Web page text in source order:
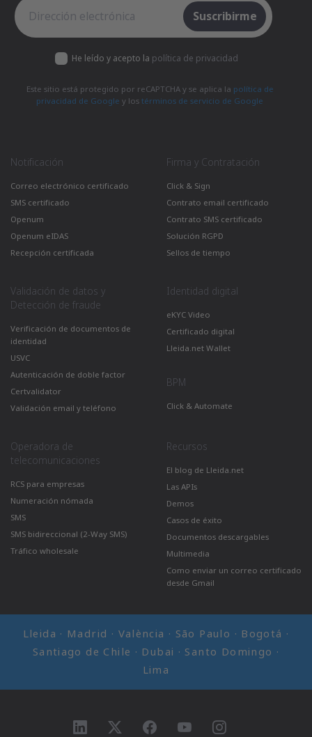
Suscribirme
He leído y acepto la política de privacidad
Este sitio está protegido por reCAPTCHA y se aplica la política de
privacidad de Google y lostérminos de servicio de Google
Notificación
Correo electrónico certificado
SMS certificado
Openum
Openum eIDAS
Recepción certificada
Firma y Contratación
Click & Sign
Contrato email certificado
Contrato SMS certificado
Solución RGPD
Sellos de tiempo
Validación de datos y
Detección de fraude
Verificación de documentos de
identidad
USVC
Autenticación de doble factor
Certvalidator
Validación email y teléfono
Identidad digital
eKYC Video
Certificado digital
Lleida.net Wallet
BPM
Click & Automate
Operadora de
telecomunicaciones
RCS para empresas
Numeración nómada
SMS
SMS bidireccional (2-Way SMS)
Tráfico wholesale
Recursos
El blog de Lleida.net
Las APIs
Demos
Casos de éxito
Documentos descargables
Multimedia
Como enviar un correo certificado
desde Gmail
Lleida · Madrid · València · São Paulo · Bogotá ·
Santiago de Chile · Dubai · Santo Domingo ·
Lima
Ir a LinkedInIr a TwitterIr a facebookIr a YouTubeIr a Instagram